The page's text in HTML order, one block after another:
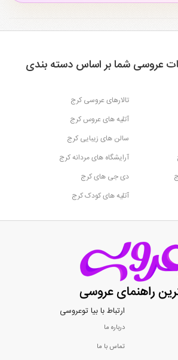
عروسی شما بر اساس دسته بندی
تالارهای عروسی کرج
آتلیه های عروس کرج
سالن های زیبایی کرج
آرایشگاه های مردانه کرج
دی جی های کرج
آتلیه های کودک کرج
ارتباط با بیا توعروسی
درباره ما
تماس با ما